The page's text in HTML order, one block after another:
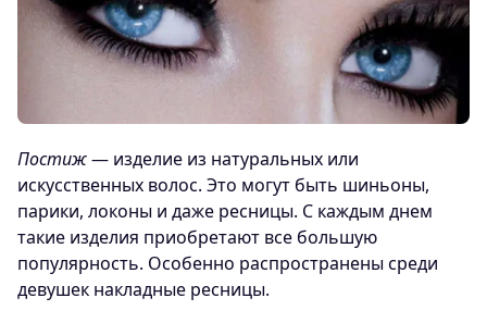
Постиж— изделие из натуральных или
искусственных волос. Это могут быть шиньоны,
парики, локоны и даже ресницы. С каждым днем
такие изделия приобретают все большую
популярность. Особенно распространены среди
девушек накладные ресницы.